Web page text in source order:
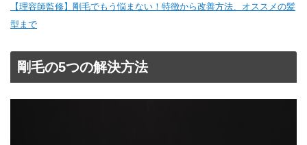
【理容師監修】剛毛でもう悩まない！特徴から改善方法、オススメの髪
型まで
剛毛の5つの解決方法